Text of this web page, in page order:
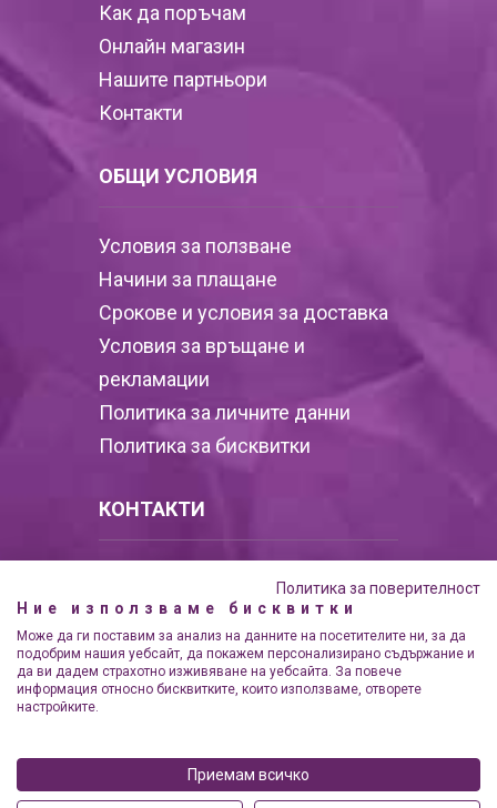
Как да поръчам
Онлайн магазин
Нашите партньори
Контакти
ОБЩИ УСЛОВИЯ
Условия за ползване
Начини за плащане
Срокове и условия за доставка
Условия за връщане и
рекламации
Политика за личните данни
Политика за бисквитки
КОНТАКТИ
ЕИК BG 204547645
Административен адрес: гр.
Аксаково ул. Орлово гнездо 18
0895 604 655
Политика за поверителност
Ние използваме бисквитки
Може да ги поставим за анализ на данните на посетителите ни, за да
подобрим нашия уебсайт, да покажем персонализирано съдържание и
да ви дадем страхотно изживяване на уебсайта. За повече
информация относно бисквитките, които използваме, отворете
настройките.
Приемам всичко